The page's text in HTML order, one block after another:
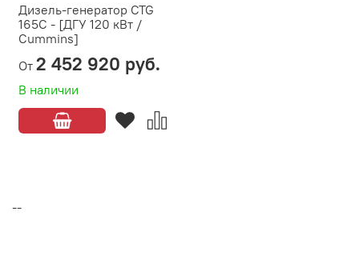
Дизель-генератор CTG
165C - [ДГУ 120 кВт /
Cummins]
В наличии
От 2 452 920 руб.
--